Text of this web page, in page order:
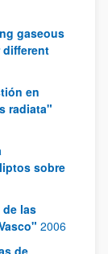
gaseous
en
radiata"
sobre
las
2006
de